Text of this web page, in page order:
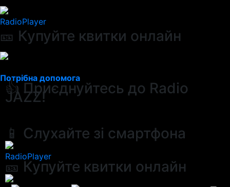
RadioPlayer
🎫 Купуйте квитки онлайн
Потрібна допомога
👍 Приєднуйтесь до Radio
JAZZ!
📱 Слухайте зі смартфона
RadioPlayer
🎫 Купуйте квитки онлайн